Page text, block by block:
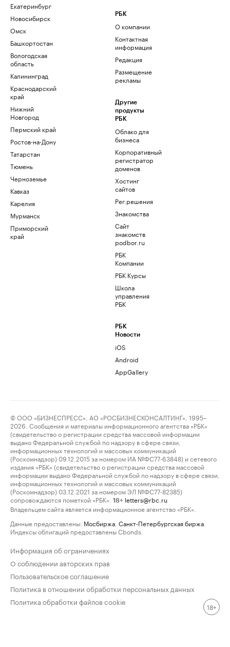
Екатеринбург
Новосибирск
Омск
Башкортостан
Вологодская
область
Калининград
Краснодарский
край
Нижний
Новгород
Пермский край
Ростов-на-Дону
Татарстан
Тюмень
Черноземье
Кавказ
Карелия
Мурманск
Приморский
край
РБК
О компании
Контактная
информация
Редакция
Размещение
рекламы
Другие
продукты
РБК
Облако для
бизнеса
Корпоративный
регистратор
доменов
Хостинг
сайтов
Рег.решения
Знакомства
Сайт
знакомств
podbor.ru
РБК
Компании
РБК Курсы
Школа
управления
РБК
РБК
Новости
iOS
Android
AppGallery
© ООО «БИЗНЕСПРЕСС», АО «РОСБИЗНЕСКОНСАЛТИНГ», 1995–
2026. Сообщения и материалы информационного агентства «РБК»
(свидетельство о регистрации средства массовой информации
выдано Федеральной службой по надзору в сфере связи,
информационных технологий и массовых коммуникаций
(Роскомнадзор) 09.12.2015 за номером ИА №ФС77-63848) и сетевого
издания «РБК» (свидетельство о регистрации средства массовой
информации выдано Федеральной службой по надзору в сфере связи,
информационных технологий и массовых коммуникаций
(Роскомнадзор) 03.12.2021 за номером ЭЛ №ФС77-82385)
сопровождаются пометкой «РБК».
18+ letters@rbc.ru
Владельцем сайта является информационное агентство «РБК».
Данные предоставлены: Мосбиржа Санкт-Петербургская биржа
Индексы облигаций предоставлены Cbonds.
Информация об ограничениях
О соблюдении авторских прав
Пользовательское соглашение
Политика в отношении обработки персональных данных
Политика обработки файлов cookie
18+